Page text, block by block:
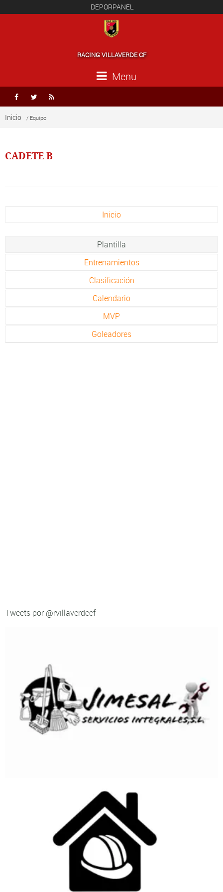
DEPORPANEL
RACING VILLAVERDE CF
Menu
  
Inicio / Equipo
CADETE B
Inicio
Plantilla
Entrenamientos
Clasificación
Calendario
MVP
Goleadores
Tweets por @rvillaverdecf